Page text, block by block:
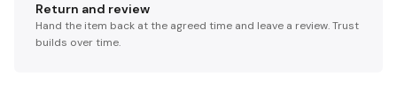
Return and review
Hand the item back at the agreed time and leave a review. Trust
builds over time.